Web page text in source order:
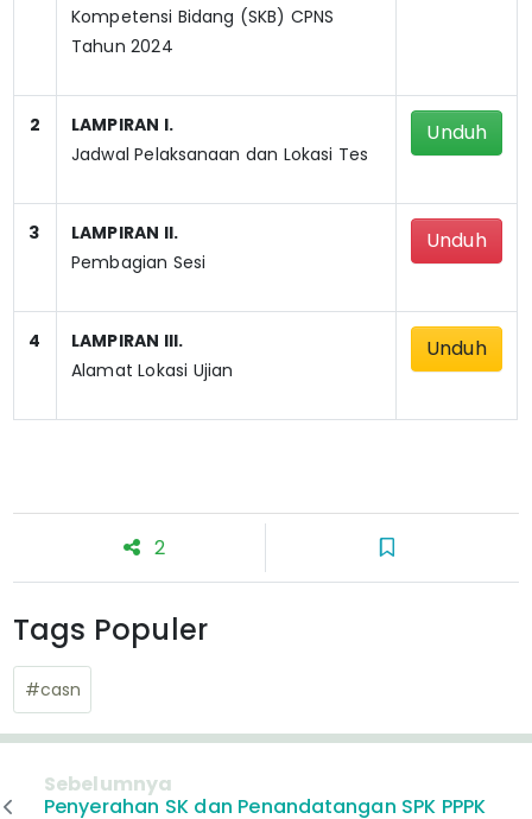
Kompetensi Bidang (SKB) CPNS
Tahun 2024
2
LAMPIRAN I.
Jadwal Pelaksanaan dan Lokasi Tes
Unduh
3
LAMPIRAN II.
Pembagian Sesi
Unduh
4
LAMPIRAN III.
Alamat Lokasi Ujian
Unduh
2
Tags Populer
#casn
Sebelumnya
Penyerahan SK dan Penandatangan SPK PPPK